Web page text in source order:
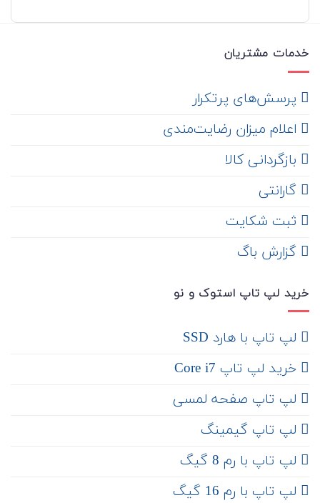
خدمات مشتریان
‌ پرسش‌های پرتکرار
اعلام میزان رضایت‌مندی
‌ بازگردانی کالا
گارانتی
ثبت شکایت
‌ گزارش باگ
خرید لپ تاپ استوک و نو
لپ تاپ با هارد SSD
خرید لپ تاپ Core i7
لپ تاپ صفحه لمسی
لپ تاپ گیمینگ
لپ تاپ با رم 8 گیگ
لپ تاپ با رم 16 گیگ